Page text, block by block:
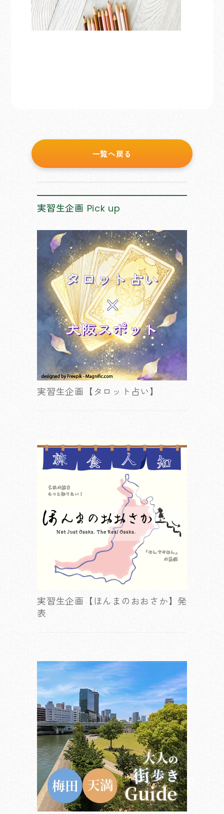
一覧へ戻る
実習生企画 Pick up
実習生企画【タロット占い】
実習生企画【ほんまのおおさか】発
表